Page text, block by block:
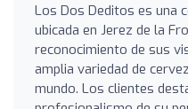
Los Dos Deditos es una
ubicada en Jerez de la
reconocimiento de sus
amplia variedad de
mundo. Los clientes